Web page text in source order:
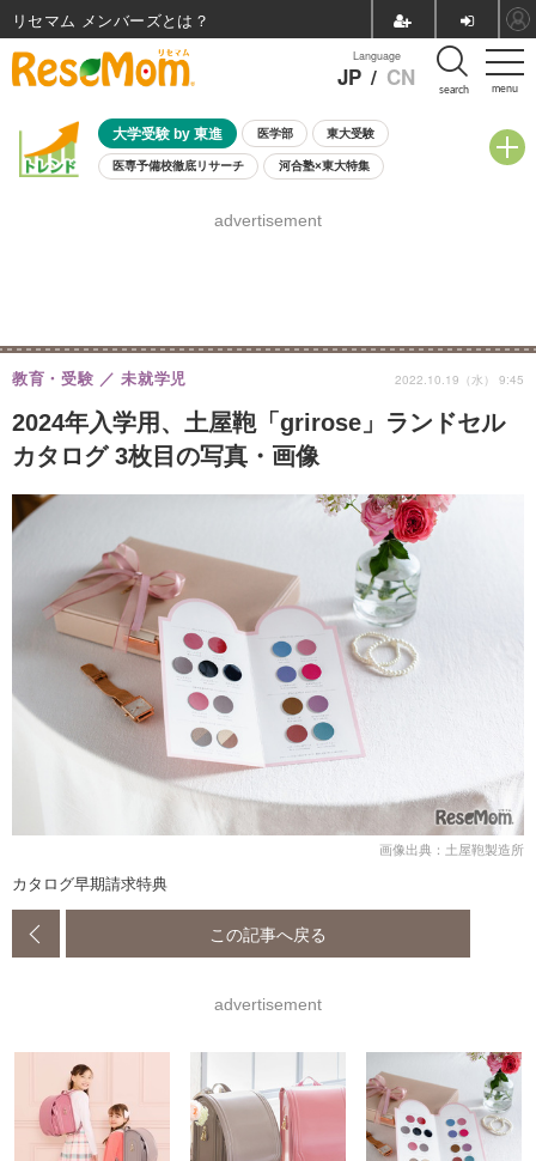
menu
Language
JP / CN search
大学受験 by 東進 医学部 東大受験
医専予備校徹底リサーチ 河合塾×東大特集
8月開催学校説明会・相談会
advertisement
2024年入学用、土屋鞄「grirose」ランドセル
カタログ 3枚目の写真・画像
教育・受験 未就学児 2022.10.19（水） 9:45
画像出典：土屋鞄製造所
カタログ早期請求特典
この記事へ戻る
advertisement
リセマム メンバーズ